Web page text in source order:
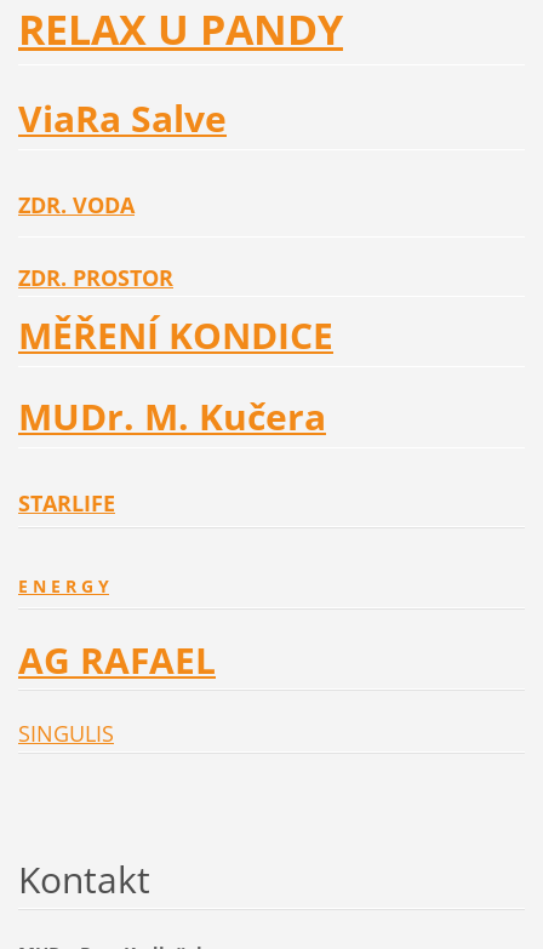
RELAX U PANDY
ViaRa Salve
ZDR. VODA
ZDR. PROSTOR
MĚŘENÍ KONDICE
MUDr. M. Kučera
STARLIFE
E N E R G Y
AG RAFAEL
SINGULIS
Kontakt